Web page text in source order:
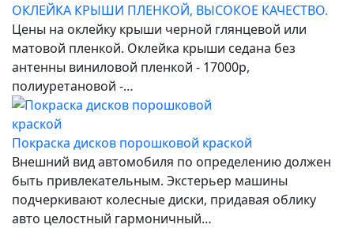
ОКЛЕЙКА КРЫШИ ПЛЕНКОЙ, ВЫСОКОЕ КАЧЕСТВО.
Цены на оклейку крыши черной глянцевой или
матовой пленкой. Оклейка крыши седана без
антенны виниловой пленкой - 17000р,
полиуретановой -…
Покраска дисков порошковой краской
Внешний вид автомобиля по определению должен
быть привлекательным. Экстерьер машины
подчеркивают колесные диски, придавая облику
авто целостный гармоничный…